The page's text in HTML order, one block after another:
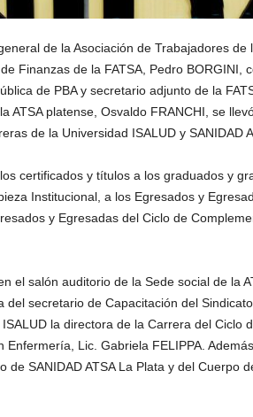
de la Asociación de Trabajadores de
Finanzas de la FATSA, Pedro BORGINI,
de PBA y secretario adjunto de la
ATSA platense, Osvaldo FRANCHI, se
de la Universidad ISALUD y SANIDAD
certificados y títulos a los graduados y
Institucional, a los Egresados y
y Egresadas del Ciclo de
el salón auditorio de la Sede social de la
del secretario de Capacitación del
la directora de la Carrera del Ciclo
Enfermería, Lic. Gabriela FELIPPA.
de SANIDAD ATSA La Plata y del Cuerpo